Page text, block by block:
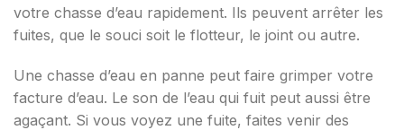
votre chasse d’eau rapidement. Ils peuvent arrêter les
fuites, que le souci soit le flotteur, le joint ou autre.
Une chasse d’eau en panne peut faire grimper votre
facture d’eau. Le son de l’eau qui fuit peut aussi être
agaçant. Si vous voyez une fuite, faites venir des